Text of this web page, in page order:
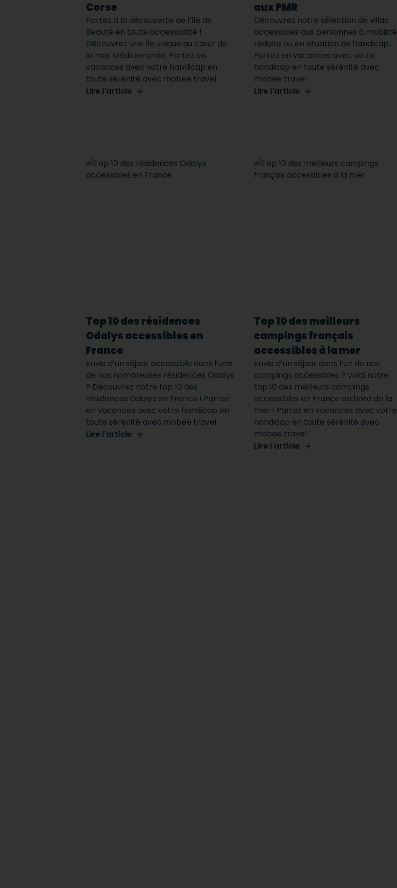
Corse
Partez à la découverte de l’île de
Beauté en toute accessibilité !
Découvrez une île unique au cœur de
la mer Méditerranée. Partez en
vacances avec votre handicap en
toute sérénité avec mobee travel
Lire l'article
aux PMR
Découvrez notre sélection de villas
accessibles aux personnes à mobilité
réduite ou en situation de handicap.
Partez en vacances avec votre
handicap en toute sérénité avec
mobee travel
Lire l'article
Top 10 des résidences
Odalys accessibles en
France
Envie d’un séjour accessible dans l’une
de nos nombreuses résidences Odalys
? Découvrez notre top 10 des
résidences Odalys en France ! Partez
en vacances avec votre handicap en
toute sérénité avec mobee travel
Lire l'article
Top 10 des meilleurs
campings français
accessibles à la mer
Envie d’un séjour dans l’un de nos
campings accessibles ? Voici notre
top 10 des meilleurs campings
accessibles en France au bord de la
mer ! Partez en vacances avec votre
handicap en toute sérénité avec
mobee travel
Lire l'article